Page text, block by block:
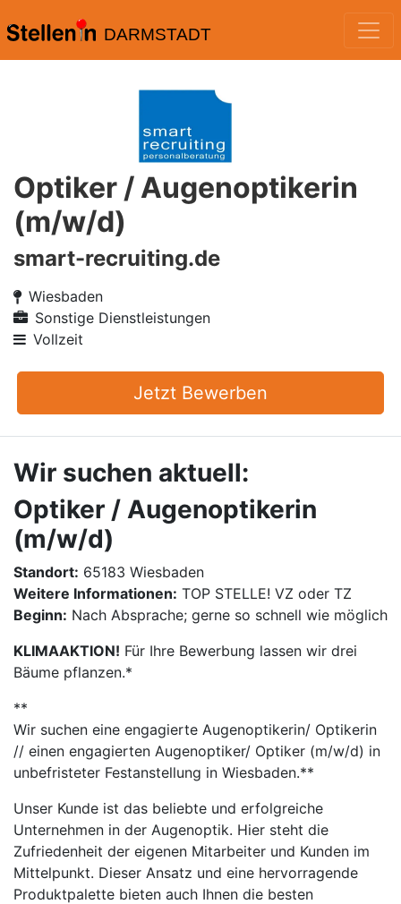
DARMSTADT
Optiker / Augenoptikerin
(m/w/d)
smart-recruiting.de
Wiesbaden
Sonstige Dienstleistungen
Vollzeit
Jetzt Bewerben
Wir suchen aktuell:
Optiker / Augenoptikerin
(m/w/d)
Standort: 65183 Wiesbaden
Weitere Informationen: TOP STELLE! VZ oder TZ
Beginn: Nach Absprache; gerne so schnell wie möglich
KLIMAAKTION! Für Ihre Bewerbung lassen wir drei
Bäume pflanzen.*
**
​​Wir suchen eine engagierte Augenoptikerin/ Optikerin
// einen engagierten Augenoptiker/ Optiker (m/w/d) in
unbefristeter Festanstellung in Wiesbaden.**
Unser Kunde ist das beliebte und erfolgreiche
Unternehmen in der Augenoptik. Hier steht die
Zufriedenheit der eigenen Mitarbeiter und Kunden im
Mittelpunkt. Dieser Ansatz und eine hervorragende
Produktpalette bieten auch Ihnen die besten